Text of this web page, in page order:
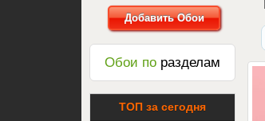
Добавить Обои
Обои по разделам
ТОП за сегодня